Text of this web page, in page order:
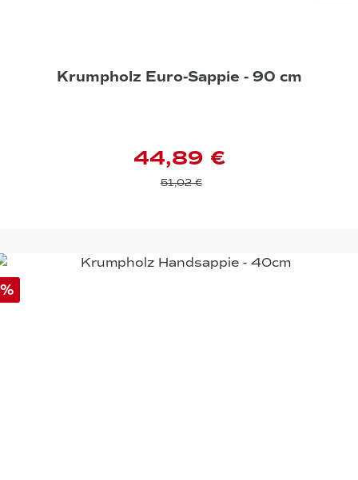
Krumpholz Euro-Sappie - 90 cm
44,89 €
51,02 €
%